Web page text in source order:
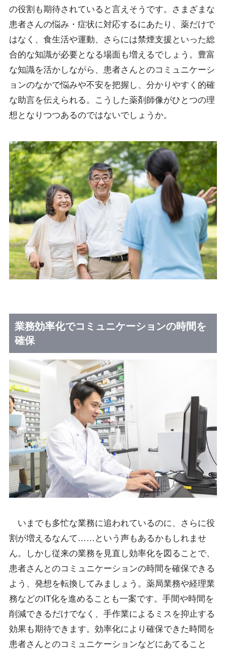
の役割も期待されていると言えそうです。さまざまな
患者さんの悩み・症状に対応するにあたり、薬だけで
はなく、食生活や運動、さらには禁煙支援といった総
合的な知識が必要となる場面も増えるでしょう。豊富
な知識を活かしながら、患者さんとのコミュニケーシ
ョンのなかで悩みや不安を把握し、分かりやすく的確
な助言を伝えられる。こうした薬剤師像がひとつの理
想となりつつあるのではないでしょうか。
業務効率化でコミュニケーションの時間を
確保
いまでも多忙な業務に追われているのに、さらに役
割が増えるなんて……という声もあるかもしれませ
ん。しかし従来の業務を見直し効率化を図ることで、
患者さんとのコミュニケーションの時間を確保できる
よう、発想を転換してみましょう。薬局業務や経理業
務などのIT化を進めることも一案です。手間や時間を
削減できるだけでなく、手作業によるミスを抑止する
効果も期待できます。効率化により確保できた時間を
患者さんとのコミュニケーションなどにあてること